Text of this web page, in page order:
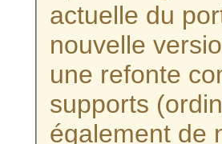
actuelle du
nouvelle
une refonte
supports
également de